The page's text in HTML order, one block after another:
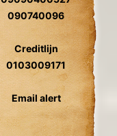
090740096
Creditlijn
0103009171
Email alert